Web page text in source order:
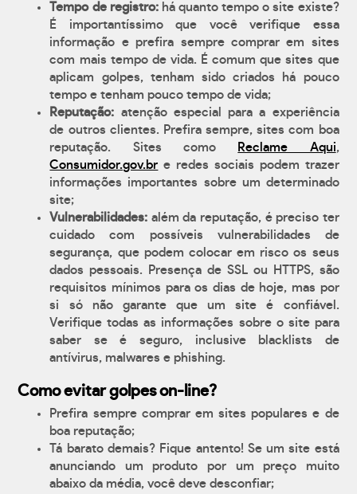
Tempo de registro:há quanto tempo o site existe?
É importantíssimo que você verifique essa
informação e prefira sempre comprar em sites
com mais tempo de vida. É comum que sites que
aplicam golpes, tenham sido criados há pouco
tempo e tenham pouco tempo de vida;
Reputação: atenção especial para a experiência
de outros clientes. Prefira sempre, sites com boa
reputação. Sites como
Reclame Aqui,
Consumidor.gov.br e redes sociais podem trazer
informações importantes sobre um determinado
site;
Vulnerabilidades: além da reputação, é preciso ter
cuidado com possíveis vulnerabilidades de
segurança, que podem colocar em risco os seus
dados pessoais. Presença de SSL ou HTTPS, são
requisitos mínimos para os dias de hoje, mas por
si só não garante que um site é confiável.
Verifique todas as informações sobre o site para
saber se é seguro, inclusive blacklists de
antívirus, malwares e phishing.
Como evitar golpes on-line?
Prefira sempre comprar em sites populares e de
boa reputação;
Tá barato demais? Fique antento! Se um site está
anunciando um produto por um preço muito
abaixo da média, você deve desconfiar;